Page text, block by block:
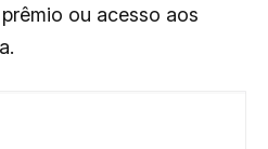
ou acesso aos